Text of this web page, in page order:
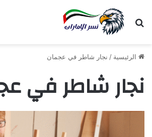
بحث عن
الرئيسية / نجار شاطر في عجمان
نجار شاطر في